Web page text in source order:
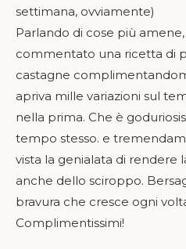
settimana, ovviamente)
Parlando di cose più
commentato una ricetta di
castagne
apriva mille variazioni sul
nella prima. Che è
tempo stesso. e
vista la genialata di rendere
anche dello sciroppo.
bravura che cresce ogni
Complimentissimi!